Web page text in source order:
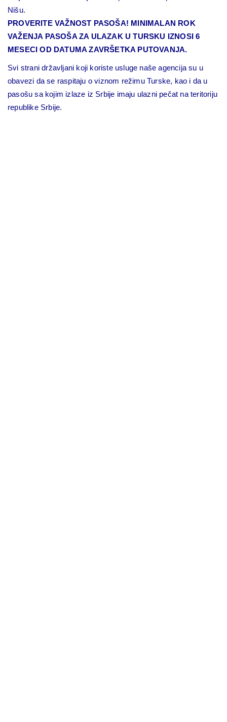
Nišu.
PROVERITE VAŽNOST PASOŠA! MINIMALAN ROK
VAŽENJA PASOŠA ZA ULAZAK U TURSKU IZNOSI 6
MESECI OD DATUMA ZAVRŠETKA PUTOVANJA.
Svi strani državljani koji koriste usluge naše agencija su u
obavezi da se raspitaju o viznom režimu Turske, kao i da u
pasošu sa kojim izlaze iz Srbije imaju ulazni pečat na teritoriju
republike Srbije.